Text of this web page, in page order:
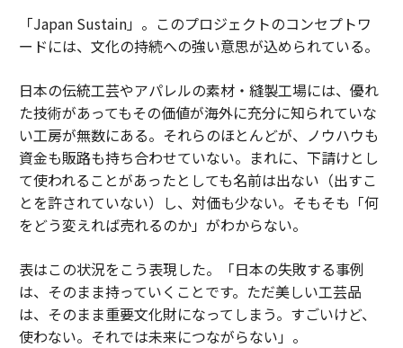
「Japan Sustain」。このプロジェクトのコンセプトワ
ードには、文化の持続への強い意思が込められている。
日本の伝統工芸やアパレルの素材・縫製工場には、優れ
た技術があってもその価値が海外に充分に知られていな
い工房が無数にある。それらのほとんどが、ノウハウも
資金も販路も持ち合わせていない。まれに、下請けとし
て使われることがあったとしても名前は出ない（出すこ
とを許されていない）し、対価も少ない。そもそも「何
をどう変えれば売れるのか」がわからない。
表はこの状況をこう表現した。「日本の失敗する事例
は、そのまま持っていくことです。ただ美しい工芸品
は、そのまま重要文化財になってしまう。すごいけど、
使わない。それでは未来につながらない」。